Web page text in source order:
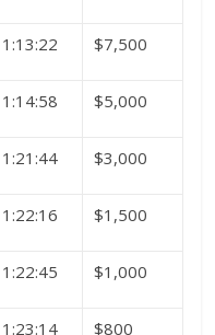
1:13:22 $7,500
1:14:58 $5,000
1:21:44 $3,000
1:22:16 $1,500
1:22:45 $1,000
1:23:14 $800